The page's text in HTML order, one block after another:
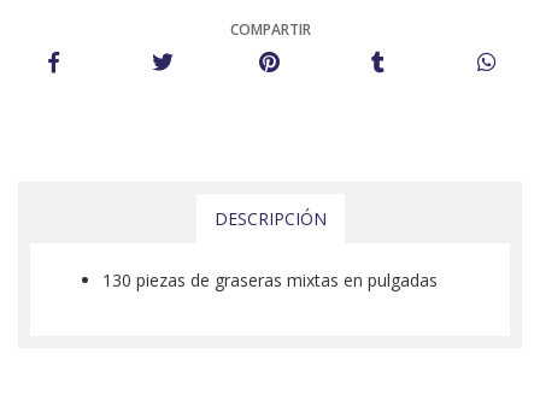
COMPARTIR
DESCRIPCIÓN
130 piezas de graseras mixtas en pulgadas